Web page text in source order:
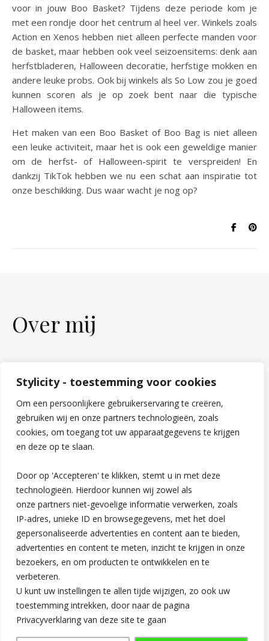
Stylicity - toestemming voor cookies
Om een persoonlijkere gebruikerservaring te creëren,
gebruiken wij en onze partners technologieën, zoals
cookies, om toegang tot uw apparaatgegevens te krijgen
en deze op te slaan.
Door op 'Accepteren' te klikken, stemt u in met deze
technologieën. Hierdoor kunnen wij zowel als
onze partners niet-gevoelige informatie verwerken, zoals
IP-adres, unieke ID en browsegegevens, met het doel
gepersonaliseerde advertenties en content aan te bieden,
advertenties en content te meten, inzicht te krijgen in onze
bezoekers, en om producten te ontwikkelen en te
verbeteren.
U kunt uw instellingen te allen tijde wijzigen, zo ook uw
toestemming intrekken, door naar de pagina
Privacyverklaring van deze site te gaan
voor in jouw Boo Basket? Tijdens deze periode kom je
met een rondje door het centrum al heel ver. Winkels zoals
Action en Xenos hebben niet alleen perfecte manden voor
de basket, maar hebben ook veel seizoensitems: denk aan
herfstbladeren, Halloween decoratie, herfstige mokken en
andere leuke probs. Ook bij winkels als So Low zou je goed
kunnen scoren als je op zoek bent naar die typische
Halloween items.
Het maken van een Boo Basket of Boo Bag is niet alleen
een leuke activiteit, maar het is ook een geweldige manier
om de herfst- of Halloween-spirit te verspreiden! En
dankzij TikTok hebben we nu een schat aan inspiratie tot
onze beschikking. Dus waar wacht je nog op?
Over mij
Hoi! Ik ben Charlotte, de oprichter van Stylicity.nl. Met deze
blog hoop ik vrouwen te inspireren en vermaken met leuke
artikelen over alles in het dagelijkse leven!